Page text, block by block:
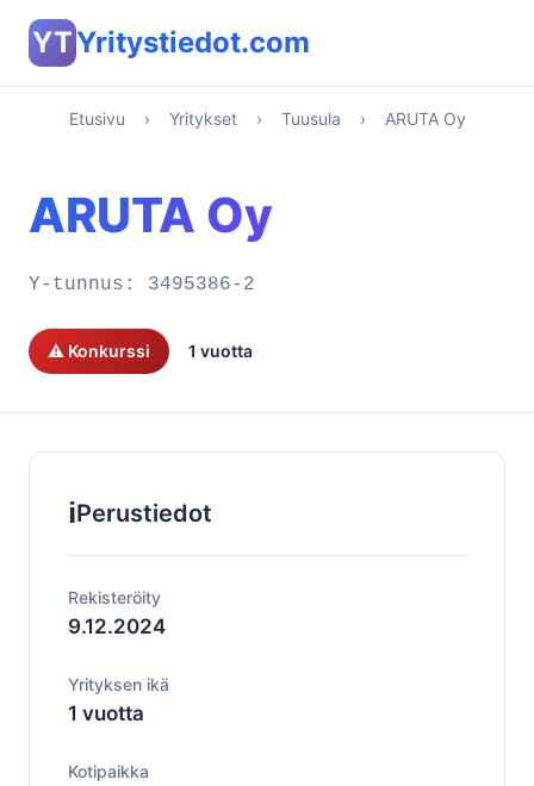
YTYritystiedot.com
Etusivu › Yritykset › Tuusula › ARUTA Oy
ARUTA Oy
Y-tunnus: 3495386-2
⚠️ Konkurssi 1 vuotta
ℹ️Perustiedot
Rekisteröity
9.12.2024
Yrityksen ikä
1 vuotta
Kotipaikka